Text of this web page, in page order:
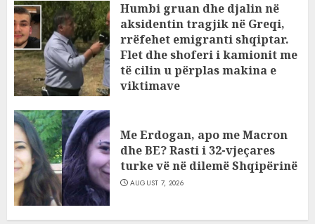
Humbi gruan dhe djalin në
aksidentin tragjik në Greqi,
rrëfehet emigranti shqiptar.
Flet dhe shoferi i kamionit me
të cilin u përplas makina e
viktimave
Me Erdogan, apo me Macron
dhe BE? Rasti i 32-vjeçares
turke vë në dilemë Shqipërinë
AUGUST 7, 2026